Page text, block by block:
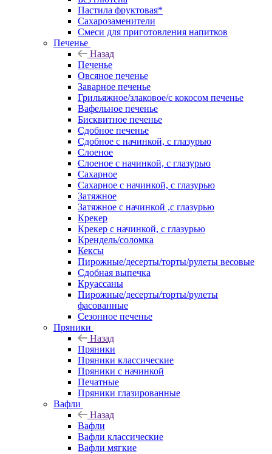
Пастила фруктовая*
Сахарозаменители
Смеси для приготовления напитков
Печенье
Назад
Печенье
Овсяное печенье
Заварное печенье
Грильяжное/злаковое/с кокосом печенье
Вафельное печенье
Бисквитное печенье
Сдобное печенье
Сдобное с начинкой, с глазурью
Слоеное
Слоеное с начинкой, с глазурью
Сахарное
Сахарное с начинкой, с глазурью
Затяжное
Затяжное с начинкой ,с глазурью
Крекер
Крекер с начинкой, с глазурью
Крендель/соломка
Кексы
Пирожные/десерты/торты/рулеты весовые
Сдобная выпечка
Круассаны
Пирожные/десерты/торты/рулеты
фасованные
Сезонное печенье
Пряники
Назад
Пряники
Пряники классические
Пряники с начинкой
Печатные
Пряники глазированные
Вафли
Назад
Вафли
Вафли классические
Вафли мягкие